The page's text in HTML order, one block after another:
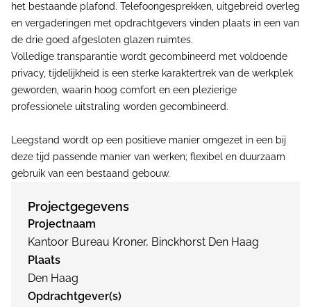
het bestaande plafond. Telefoongesprekken, uitgebreid overleg
en vergaderingen met opdrachtgevers vinden plaats in een van
de drie goed afgesloten glazen ruimtes.
Volledige transparantie wordt gecombineerd met voldoende
privacy, tijdelijkheid is een sterke karaktertrek van de werkplek
geworden, waarin hoog comfort en een plezierige
professionele uitstraling worden gecombineerd.
Leegstand wordt op een positieve manier omgezet in een bij
deze tijd passende manier van werken; flexibel en duurzaam
gebruik van een bestaand gebouw.
Projectgegevens
Projectnaam
Kantoor Bureau Kroner, Binckhorst Den Haag
Plaats
Den Haag
Opdrachtgever(s)